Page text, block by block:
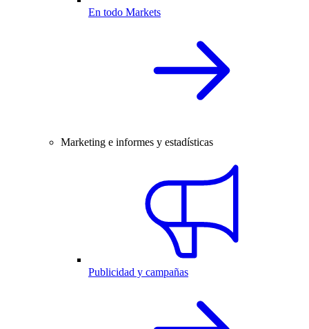
En todo Markets
Marketing e informes y estadísticas
Publicidad y campañas